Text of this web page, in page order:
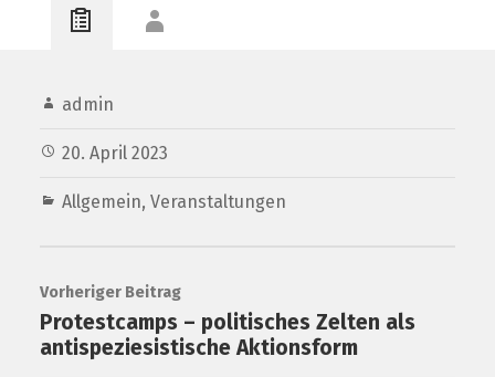
admin
20. April 2023
Allgemein, Veranstaltungen
Vorheriger Beitrag
Protestcamps – politisches Zelten als
antispeziesistische Aktionsform